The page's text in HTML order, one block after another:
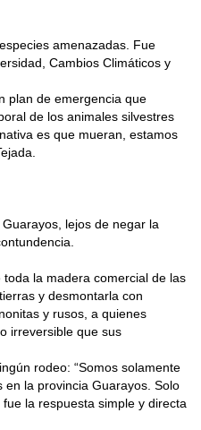
amenazadas. Fue
Cambios Climáticos y
plan de emergencia que
de los animales silvestres
es que mueran, estamos
lejos de negar la
la madera comercial de las
y desmontarla con
y rusos, a quienes
irreversible que sus
rodeo: “Somos solamente
la provincia Guarayos. Solo
la respuesta simple y directa